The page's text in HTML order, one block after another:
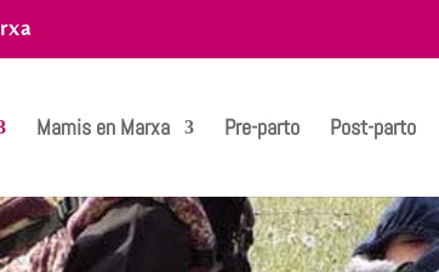
Mamis en Marxa Pre-parto Post-parto